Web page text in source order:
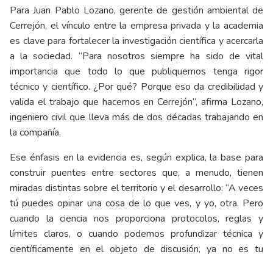
Para Juan Pablo Lozano, gerente de gestión ambiental de
Cerrejón, el vínculo entre la empresa privada y la academia
es clave para fortalecer la investigación científica y acercarla
a la sociedad. “Para nosotros siempre ha sido de vital
importancia que todo lo que publiquemos tenga rigor
técnico y científico. ¿Por qué? Porque eso da credibilidad y
valida el trabajo que hacemos en Cerrejón”, afirma Lozano,
ingeniero civil que lleva más de dos décadas trabajando en
la compañía.
Ese énfasis en la evidencia es, según explica, la base para
construir puentes entre sectores que, a menudo, tienen
miradas distintas sobre el territorio y el desarrollo: “A veces
tú puedes opinar una cosa de lo que ves, y yo, otra. Pero
cuando la ciencia nos proporciona protocolos, reglas y
límites claros, o cuando podemos profundizar técnica y
científicamente en el objeto de discusión, ya no es tu